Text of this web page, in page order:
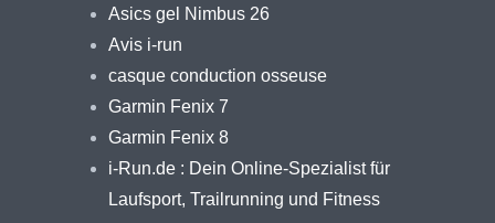
Asics gel Nimbus 26
Avis i-run
casque conduction osseuse
Garmin Fenix 7
Garmin Fenix 8
i-Run.de : Dein Online-Spezialist für
Laufsport, Trailrunning und Fitness